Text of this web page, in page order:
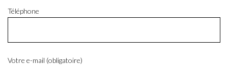
Téléphone
Votre e-mail (obligatoire)